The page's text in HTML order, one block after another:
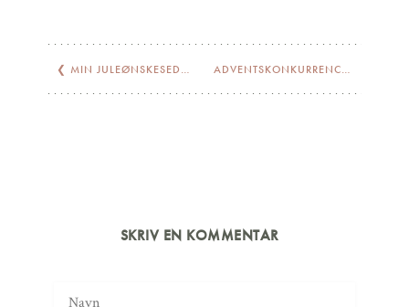
❮ MIN JULEØNSKESEDDEL ADVENTSKONKURRENCE: 18KT BOGSTAVVEDHÆNG MED DIAMANT
SKRIV EN KOMMENTAR